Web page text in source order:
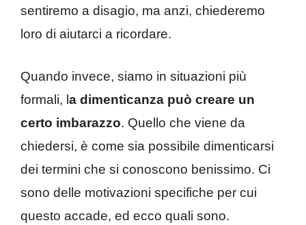
sentiremo a disagio, ma anzi, chiederemo
loro di aiutarci a ricordare.
Quando invece, siamo in situazioni più
formali, l a dimenticanza può creare un
certo imbarazzo. Quello che viene da
chiedersi, è come sia possibile dimenticarsi
dei termini che si conoscono benissimo. Ci
sono delle motivazioni specifiche per cui
questo accade, ed ecco quali sono.